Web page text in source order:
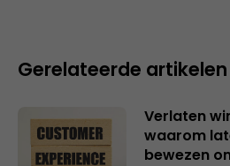
Gerelateerde artikelen
Verlaten
waarom
bewezen